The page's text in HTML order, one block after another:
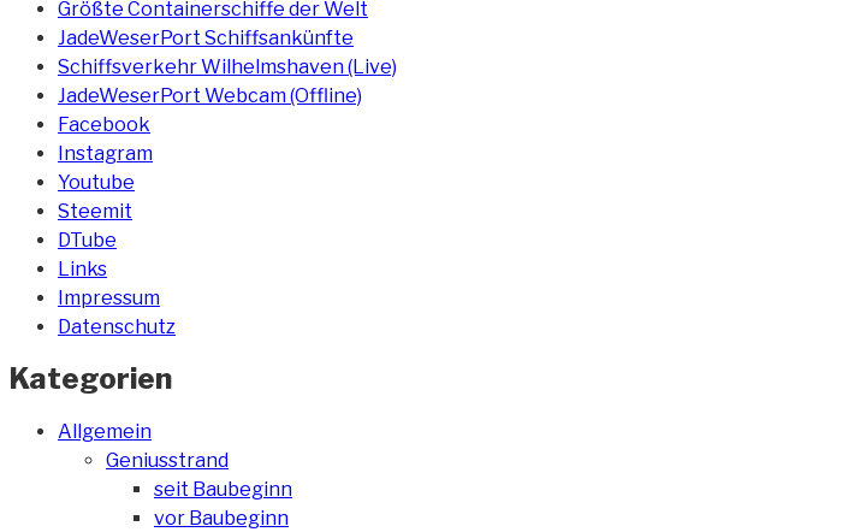
Größte Containerschiffe der Welt
JadeWeserPort Schiffsankünfte
Schiffsverkehr Wilhelmshaven (Live)
JadeWeserPort Webcam (Offline)
Facebook
Instagram
Youtube
Steemit
DTube
Links
Impressum
Datenschutz
Kategorien
Allgemein
Geniusstrand
seit Baubeginn
vor Baubeginn